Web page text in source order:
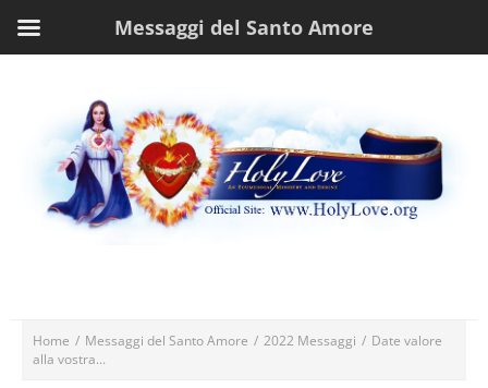
Home / Messaggi del Santo Amore / 2022 Messaggi / Date valore
alla vostra...
Messaggi del Santo Amore